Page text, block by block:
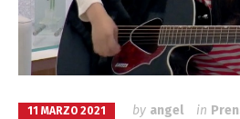
11 MARZO 2021 by angel in